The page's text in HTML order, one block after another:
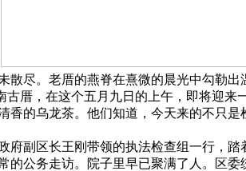
散尽。老厝的燕脊在熹微的晨光中勾勒出
古厝，在这个五月九日的上午，即将迎
香的乌龙茶。他们知道，今天来的不只是
府副区长王刚带领的执法检查组一行，
的公务走访。院子里早已聚满了人。区